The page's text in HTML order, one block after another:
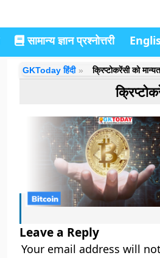
सामान्य ज्ञान प्रश्नोत्तरी
GKToday हिंदी क्रिप्टोकरेंसी को
Leave a Reply
Your email address will